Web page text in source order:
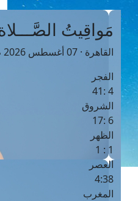
مَواقِيتُ
القاهرة · 07 أغسطس 2026 م
الفجر
4 :41
الشروق
6 :17
الظهر
1 : 1
العصر
4:38
المغرب